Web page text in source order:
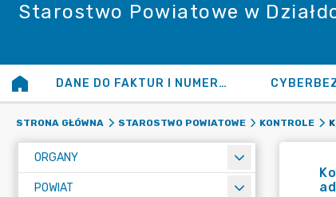
Starostwo Powiatowe w
DANE DO FAKTUR I NUMERY KONT
STRONA GŁÓWNA STAROSTWO POWIATOWE KONTROLE
ORGANY
POWIAT